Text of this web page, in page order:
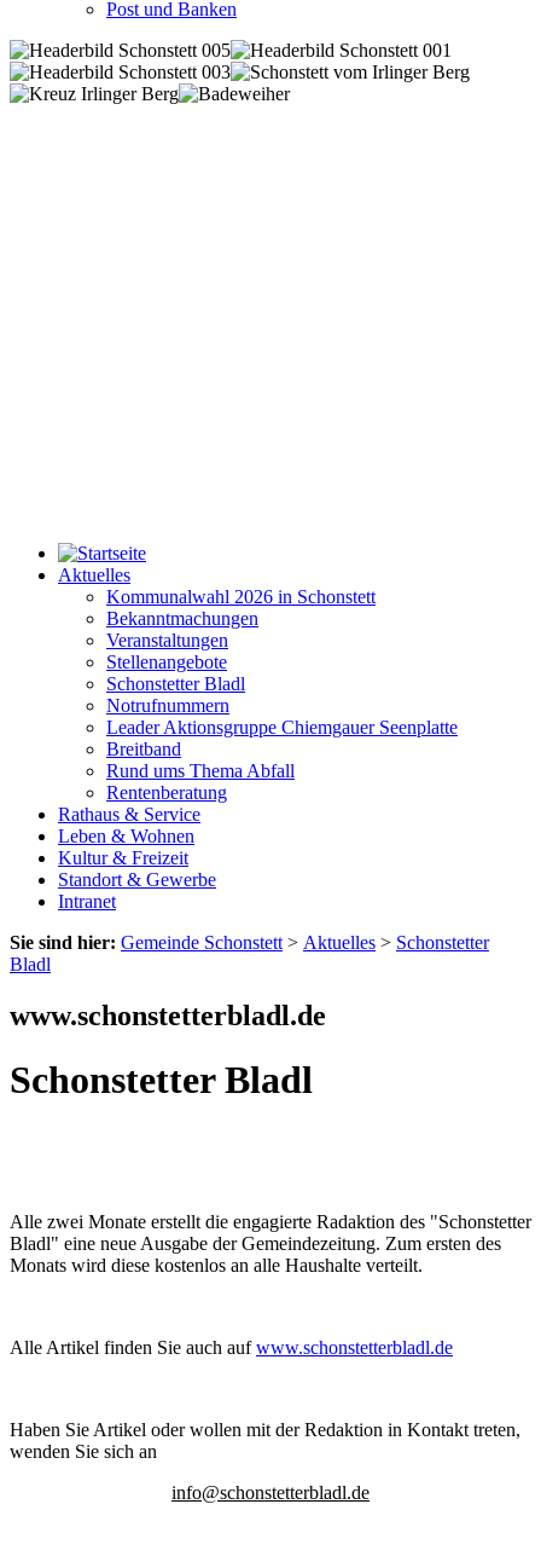
Post und Banken
Aktuelles
Kommunalwahl 2026 in Schonstett
Bekanntmachungen
Veranstaltungen
Stellenangebote
Schonstetter Bladl
Notrufnummern
Leader Aktionsgruppe Chiemgauer Seenplatte
Breitband
Rund ums Thema Abfall
Rentenberatung
Rathaus & Service
Leben & Wohnen
Kultur & Freizeit
Standort & Gewerbe
Intranet
Sie sind hier: Gemeinde Schonstett > Aktuelles > Schonstetter
Bladl
www.schonstetterbladl.de
Schonstetter Bladl
Alle zwei Monate erstellt die engagierte Radaktion des "Schonstetter
Bladl" eine neue Ausgabe der Gemeindezeitung. Zum ersten des
Monats wird diese kostenlos an alle Haushalte verteilt.
Alle Artikel finden Sie auch aufwww.schonstetterbladl.de
Haben Sie Artikel oder wollen mit der Redaktion in Kontakt treten,
wenden Sie sich an
info@schonstetterbladl.de